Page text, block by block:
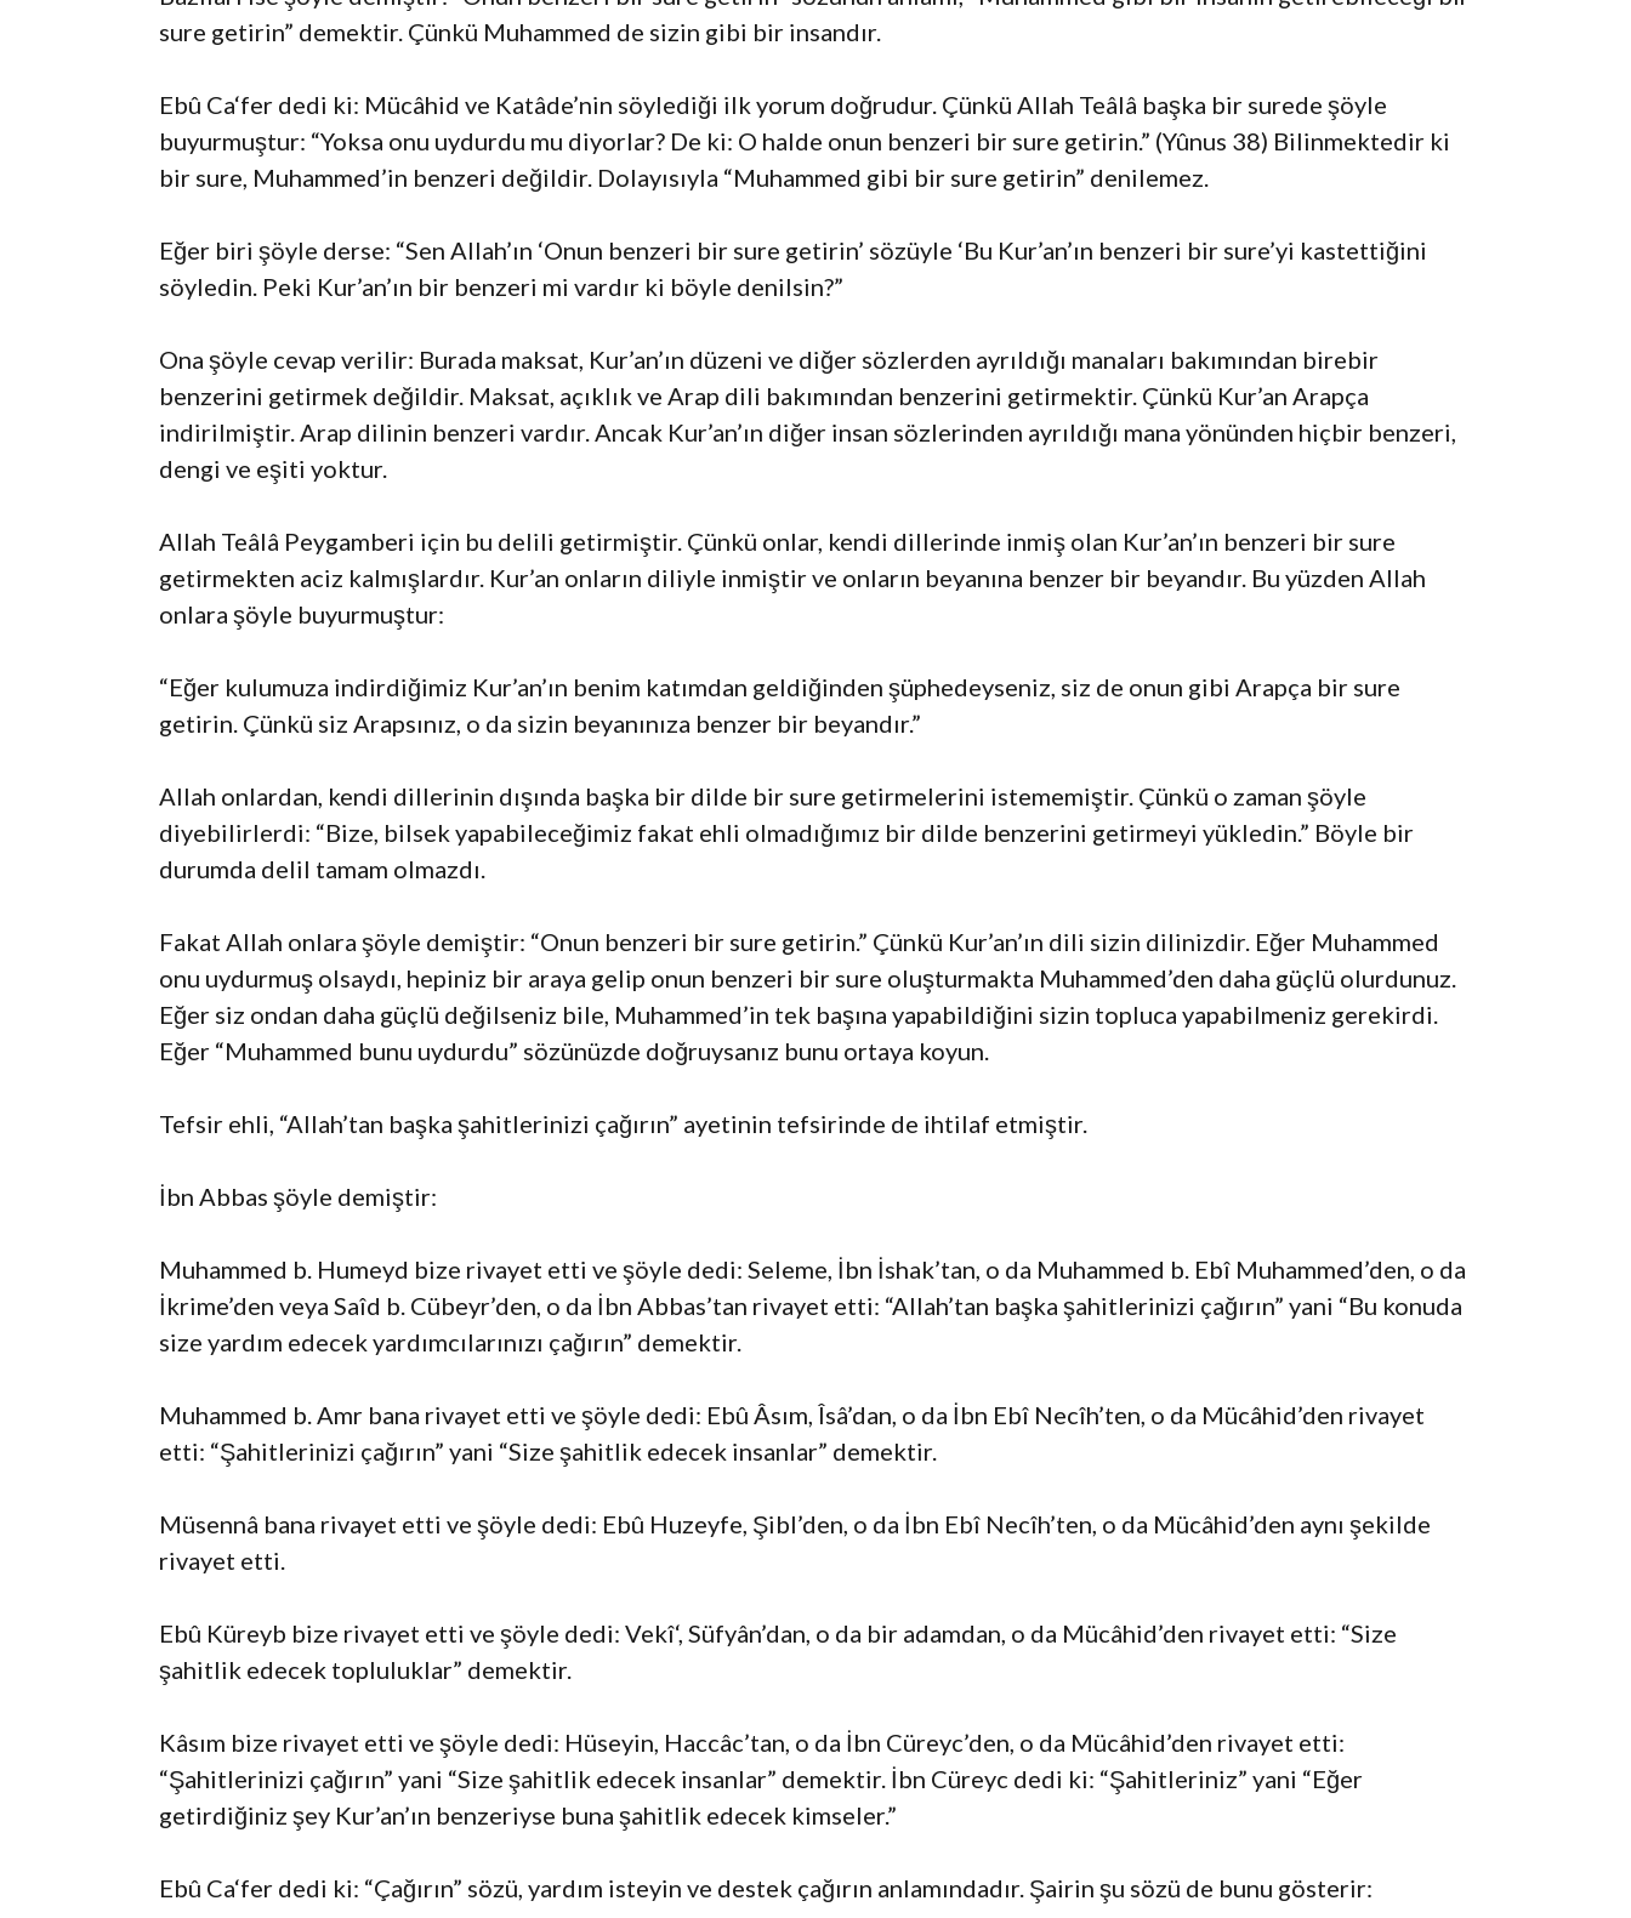
sure getirin” demektir. Çünkü Muhammed de sizin gibi bir insandır.
Ebû Ca‘fer dedi ki: Mücâhid ve Katâde’nin söylediği ilk yorum doğrudur. Çünkü Allah Teâlâ başka bir surede şöyle
buyurmuştur: “Yoksa onu uydurdu mu diyorlar? De ki: O halde onun benzeri bir sure getirin.” (Yûnus 38) Bilinmektedir ki
bir sure, Muhammed’in benzeri değildir. Dolayısıyla “Muhammed gibi bir sure getirin” denilemez.
Eğer biri şöyle derse: “Sen Allah’ın ‘Onun benzeri bir sure getirin’ sözüyle ‘Bu Kur’an’ın benzeri bir sure’yi kastettiğini
söyledin. Peki Kur’an’ın bir benzeri mi vardır ki böyle denilsin?”
Ona şöyle cevap verilir: Burada maksat, Kur’an’ın düzeni ve diğer sözlerden ayrıldığı manaları bakımından birebir
benzerini getirmek değildir. Maksat, açıklık ve Arap dili bakımından benzerini getirmektir. Çünkü Kur’an Arapça
indirilmiştir. Arap dilinin benzeri vardır. Ancak Kur’an’ın diğer insan sözlerinden ayrıldığı mana yönünden hiçbir benzeri,
dengi ve eşiti yoktur.
Allah Teâlâ Peygamberi için bu delili getirmiştir. Çünkü onlar, kendi dillerinde inmiş olan Kur’an’ın benzeri bir sure
getirmekten aciz kalmışlardır. Kur’an onların diliyle inmiştir ve onların beyanına benzer bir beyandır. Bu yüzden Allah
onlara şöyle buyurmuştur:
“Eğer kulumuza indirdiğimiz Kur’an’ın benim katımdan geldiğinden şüphedeyseniz, siz de onun gibi Arapça bir sure
getirin. Çünkü siz Arapsınız, o da sizin beyanınıza benzer bir beyandır.”
Allah onlardan, kendi dillerinin dışında başka bir dilde bir sure getirmelerini istememiştir. Çünkü o zaman şöyle
diyebilirlerdi: “Bize, bilsek yapabileceğimiz fakat ehli olmadığımız bir dilde benzerini getirmeyi yükledin.” Böyle bir
durumda delil tamam olmazdı.
Fakat Allah onlara şöyle demiştir: “Onun benzeri bir sure getirin.” Çünkü Kur’an’ın dili sizin dilinizdir. Eğer Muhammed
onu uydurmuş olsaydı, hepiniz bir araya gelip onun benzeri bir sure oluşturmakta Muhammed’den daha güçlü olurdunuz.
Eğer siz ondan daha güçlü değilseniz bile, Muhammed’in tek başına yapabildiğini sizin topluca yapabilmeniz gerekirdi.
Eğer “Muhammed bunu uydurdu” sözünüzde doğruysanız bunu ortaya koyun.
Tefsir ehli, “Allah’tan başka şahitlerinizi çağırın” ayetinin tefsirinde de ihtilaf etmiştir.
İbn Abbas şöyle demiştir:
Muhammed b. Humeyd bize rivayet etti ve şöyle dedi: Seleme, İbn İshak’tan, o da Muhammed b. Ebî Muhammed’den, o da
İkrime’den veya Saîd b. Cübeyr’den, o da İbn Abbas’tan rivayet etti: “Allah’tan başka şahitlerinizi çağırın” yani “Bu konuda
size yardım edecek yardımcılarınızı çağırın” demektir.
Muhammed b. Amr bana rivayet etti ve şöyle dedi: Ebû Âsım, Îsâ’dan, o da İbn Ebî Necîh’ten, o da Mücâhid’den rivayet
etti: “Şahitlerinizi çağırın” yani “Size şahitlik edecek insanlar” demektir.
Müsennâ bana rivayet etti ve şöyle dedi: Ebû Huzeyfe, Şibl’den, o da İbn Ebî Necîh’ten, o da Mücâhid’den aynı şekilde
rivayet etti.
Ebû Küreyb bize rivayet etti ve şöyle dedi: Vekî‘, Süfyân’dan, o da bir adamdan, o da Mücâhid’den rivayet etti: “Size
şahitlik edecek topluluklar” demektir.
Kâsım bize rivayet etti ve şöyle dedi: Hüseyin, Haccâc’tan, o da İbn Cüreyc’den, o da Mücâhid’den rivayet etti:
“Şahitlerinizi çağırın” yani “Size şahitlik edecek insanlar” demektir. İbn Cüreyc dedi ki: “Şahitleriniz” yani “Eğer
getirdiğiniz şey Kur’an’ın benzeriyse buna şahitlik edecek kimseler.”
Ebû Ca‘fer dedi ki: “Çağırın” sözü, yardım isteyin ve destek çağırın anlamındadır. Şairin şu sözü de bunu gösterir: